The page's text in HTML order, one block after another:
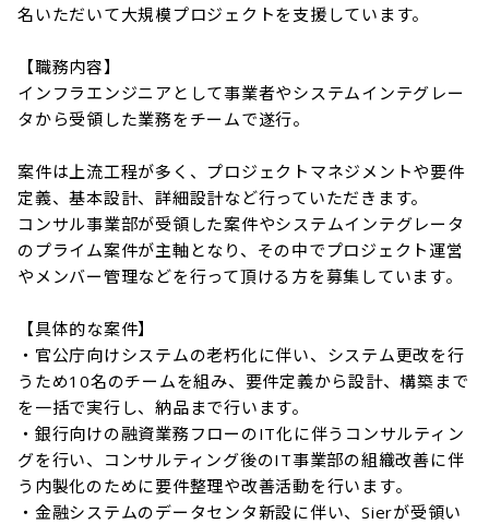
名いただいて大規模プロジェクトを支援しています。
【職務内容】
インフラエンジニアとして事業者やシステムインテグレー
タから受領した業務をチームで遂行。
案件は上流工程が多く、プロジェクトマネジメントや要件
定義、基本設計、詳細設計など行っていただきます。
コンサル事業部が受領した案件やシステムインテグレータ
のプライム案件が主軸となり、その中でプロジェクト運営
やメンバー管理などを行って頂ける方を募集しています。
【具体的な案件】
・官公庁向けシステムの老朽化に伴い、システム更改を行
うため10名のチームを組み、要件定義から設計、構築まで
を一括で実行し、納品まで行います。
・銀行向けの融資業務フローのIT化に伴うコンサルティン
グを行い、コンサルティング後のIT事業部の組織改善に伴
う内製化のために要件整理や改善活動を行います。
・金融システムのデータセンタ新設に伴い、Sierが受領い